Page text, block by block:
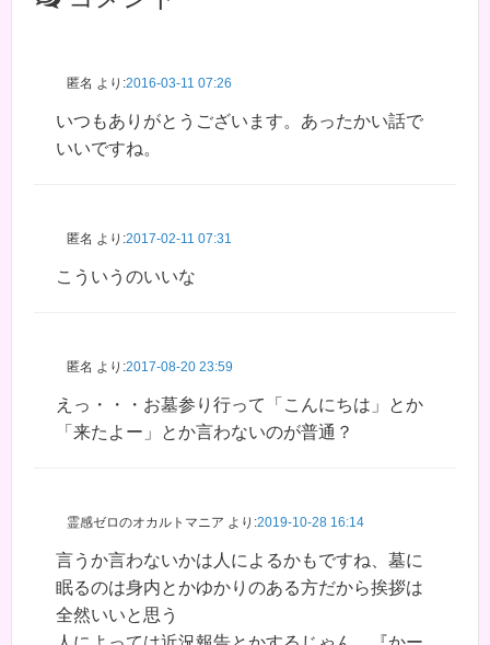
匿名 より:2016-03-11 07:26
いつもありがとうございます。あったかい話で
いいですね。
匿名 より:2017-02-11 07:31
こういうのいいな
匿名 より:2017-08-20 23:59
えっ・・・お墓参り行って「こんにちは」とか
「来たよー」とか言わないのが普通？
霊感ゼロのオカルトマニア より:2019-10-28 16:14
言うか言わないかは人によるかもですね、墓に
眠るのは身内とかゆかりのある方だから挨拶は
全然いいと思う